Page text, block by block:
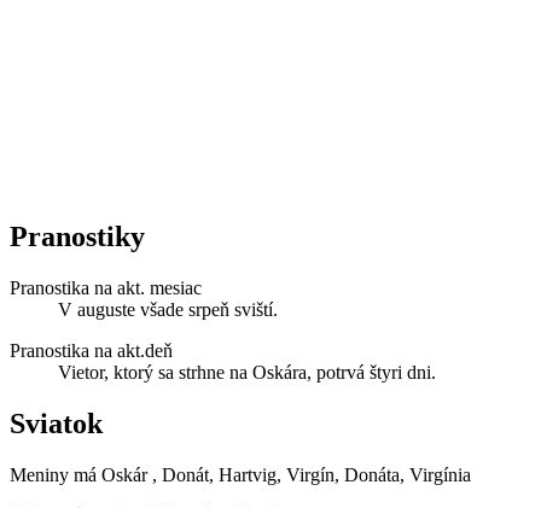
Pranostiky
Pranostika na akt. mesiac
V auguste všade srpeň sviští.
Pranostika na akt.deň
Vietor, ktorý sa strhne na Oskára, potrvá štyri dni.
Sviatok
Meniny má Oskár , Donát, Hartvig, Virgín, Donáta, Virgínia